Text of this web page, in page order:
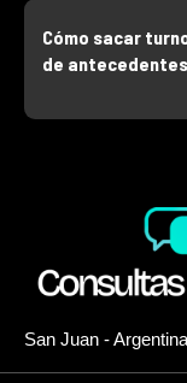
Cómo sacar
de
San Juan - Argentina